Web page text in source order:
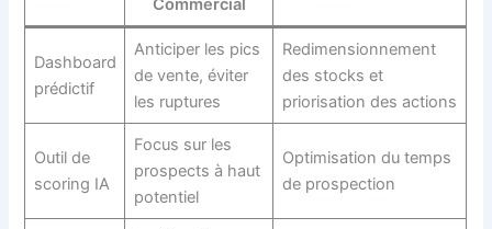
Commercial
Dashboard
prédictif
Anticiper les pics
de vente, éviter
les ruptures
Redimensionnement
des stocks et
priorisation des actions
Outil de
scoring IA
Focus sur les
prospects à haut
potentiel
Optimisation du temps
de prospection